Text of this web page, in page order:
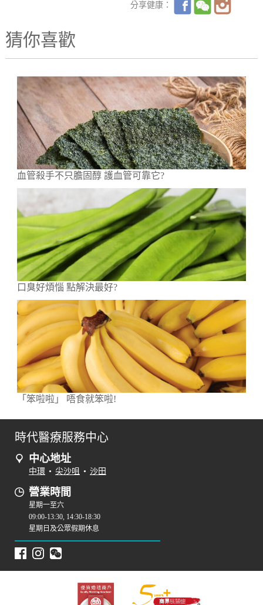
分享健康：
猜你喜歡
血管殺手不只膽固醇 護血管可靠它?
口臭好煩惱 點解決最好?
「笨啦啦」 唔食就笨啦!
時代醫療服務中心
中心地址
中環 • 尖沙咀 • 沙田
營業時間
星期一至六
09:00-13:30, 14:30-18:30
星期日及公眾假期休息